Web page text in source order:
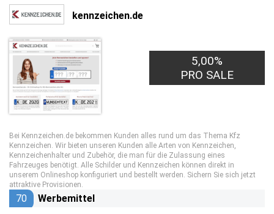
kennzeichen.de
5,00%
PRO SALE
Bei Kennzeichen.de bekommen Kunden alles rund um das Thema Kfz
Kennzeichen. Wir bieten unseren Kunden alle Arten von Kennzeichen,
Kennzeichenhalter und Zubehör, die man für die Zulassung eines
Fahrzeuges benötigt. Alle Schilder und Kennzeichen können direkt in
unserem Onlineshop konfiguriert und bestellt werden. Sichern Sie sich jetzt
attraktive Provisionen.
70 Werbemittel